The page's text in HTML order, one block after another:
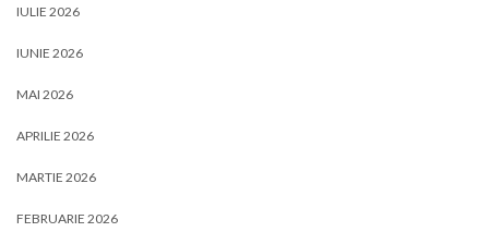
IULIE 2026
IUNIE 2026
MAI 2026
APRILIE 2026
MARTIE 2026
FEBRUARIE 2026